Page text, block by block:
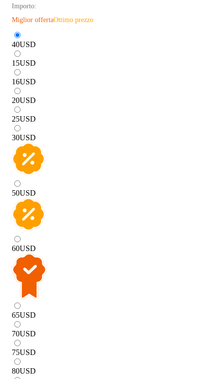
Importo:
Miglior offertaOttimo prezzo
40USD
15USD
16USD
20USD
25USD
30USD
50USD
60USD
65USD
70USD
75USD
80USD